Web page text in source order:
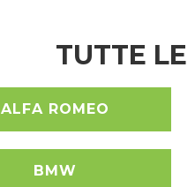
TUTTE LE
ALFA ROMEO
BMW